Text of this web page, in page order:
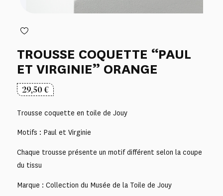
TROUSSE COQUETTE “PAUL
ET VIRGINIE” ORANGE
29,50€
Trousse coquette en toile de Jouy
Motifs : Paul et Virginie
Chaque trousse présente un motif différent selon la coupe
du tissu
Marque : Collection du Musée de la Toile de Jouy